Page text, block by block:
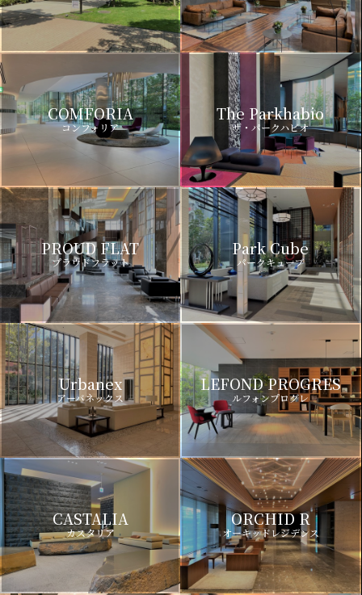
COMFORIA
コンフォリア
The Parkhabio
ザ・パークハビオ
PROUD FLAT
プラウドフラット
Park Cube
パークキューブ
Urbanex
アーバネックス
LEFOND PROGRES
ルフォンプログレ
CASTALIA
カスタリア
ORCHID R
オーキッドレジデンス